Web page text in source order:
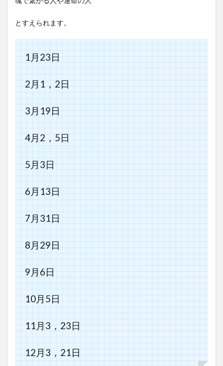
とすえられます。
1月23日
2月1，2日
3月19日
4月2，5日
5月3日
6月13日
7月31日
8月29日
9月6日
10月5日
11月3，23日
12月3，21日